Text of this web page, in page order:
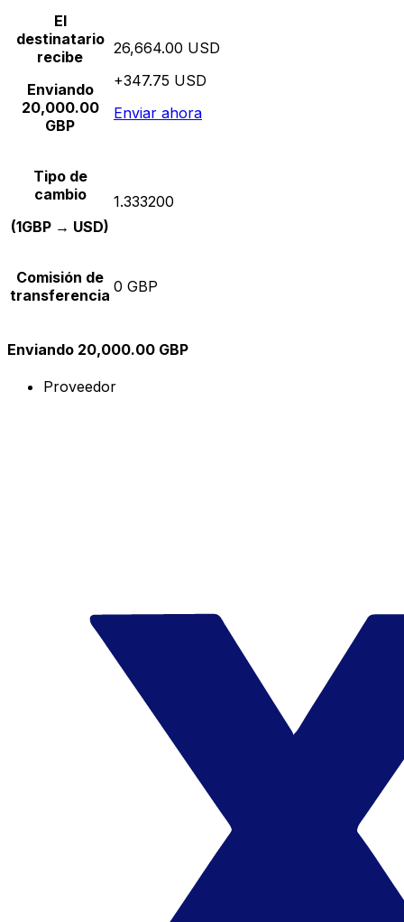
El
destinatario
recibe
Enviando
20,000.00
GBP
26,664.00 USD
+347.75 USD
Enviar ahora
Tipo de
cambio
(1GBP → USD)
1.333200
Comisión de
transferencia 0 GBP
Enviando 20,000.00 GBP
Proveedor